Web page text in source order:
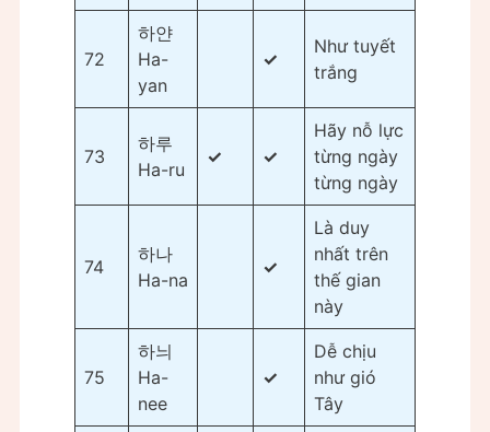
72
하얀
Ha-
yan
✓
Như tuyết
trắng
73
하루
Ha-ru
✓ ✓
Hãy nỗ lực
từng ngày
từng ngày
74
하나
Ha-na
✓
Là duy
nhất trên
thế gian
này
75
하늬
Ha-
nee
✓
Dễ chịu
như gió
Tây